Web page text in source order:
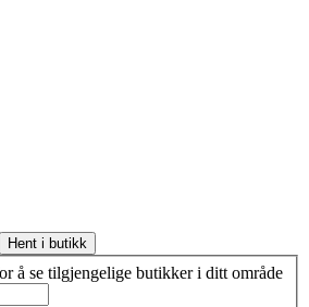
Hent i butikk
å se tilgjengelige butikker i ditt område